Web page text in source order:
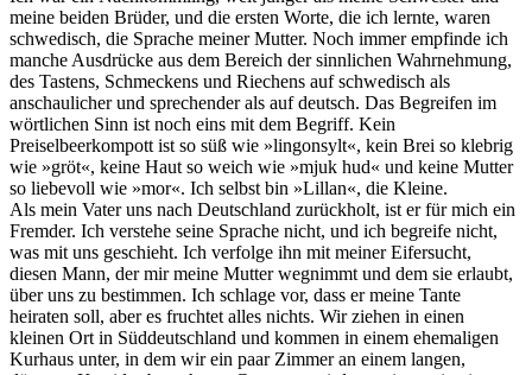
meine beiden Brüder, und die ersten Worte, die ich lernte, waren
schwedisch, die Sprache meiner Mutter. Noch immer empfinde ich
manche Ausdrücke aus dem Bereich der sinnlichen Wahrnehmung,
des Tastens, Schmeckens und Riechens auf schwedisch als
anschaulicher und sprechender als auf deutsch. Das Begreifen im
wörtlichen Sinn ist noch eins mit dem Begriff. Kein
Preiselbeerkompott ist so süß wie »lingonsylt«, kein Brei so klebrig
wie »gröt«, keine Haut so weich wie »mjuk hud« und keine Mutter
so liebevoll wie »mor«. Ich selbst bin »Lillan«, die Kleine.
Als mein Vater uns nach Deutschland zurückholt, ist er für mich ein
Fremder. Ich verstehe seine Sprache nicht, und ich begreife nicht,
was mit uns geschieht. Ich verfolge ihn mit meiner Eifersucht,
diesen Mann, der mir meine Mutter wegnimmt und dem sie erlaubt,
über uns zu bestimmen. Ich schlage vor, dass er meine Tante
heiraten soll, aber es fruchtet alles nichts. Wir ziehen in einen
kleinen Ort in Süddeutschland und kommen in einem ehemaligen
Kurhaus unter, in dem wir ein paar Zimmer an einem langen,